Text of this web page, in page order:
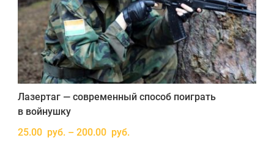
Лазертаг — современный способ поиграть
в войнушку
25.00 руб. – 200.00 руб.